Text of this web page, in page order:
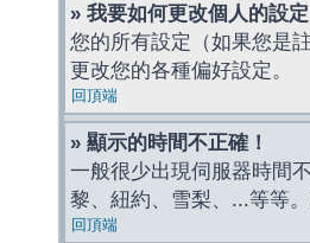
» 我要如何更改個人的設定
您的所有設定（如果您是
更改您的各種偏好設定。
回頂端
» 顯示的時間不正確！
一般很少出現伺服器時間
黎、紐約、雪梨、...等等
回頂端